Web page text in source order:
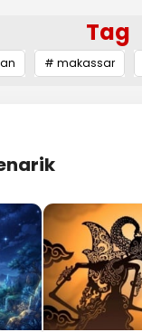
Tag
# makassar